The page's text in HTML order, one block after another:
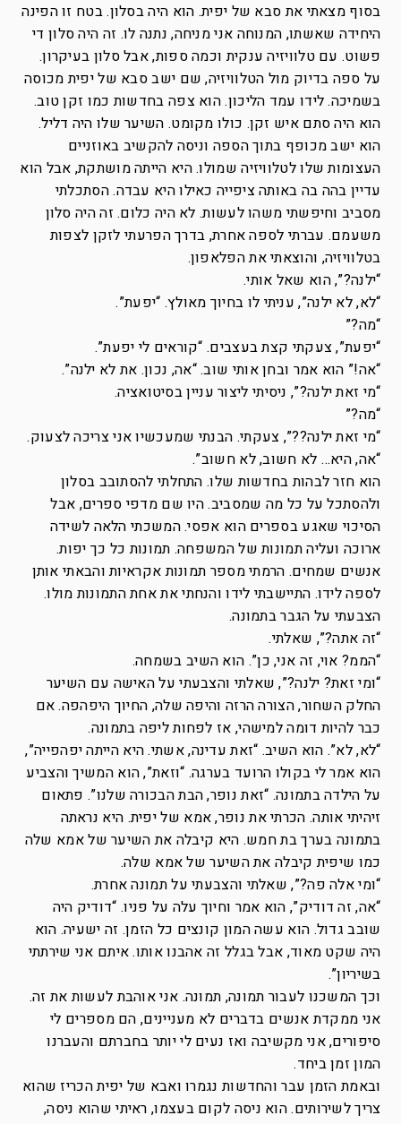
בסוף מצאתי את סבא של יפית. הוא היה בסלון. בטח זו הפינה
היחידה שאשתו, המנוחה אני מניחה, נתנה לו. זה היה סלון די
פשוט. עם טלוויזיה ענקית וכמה ספות, אבל סלון בעיקרון.
על ספה בדיוק מול הטלוויזיה, שם ישב סבא של יפית מכוסה
בשמיכה. לידו עמד הליכון. הוא צפה בחדשות כמו זקן טוב.
הוא היה סתם איש זקן. כולו מקומט. השיער שלו היה דליל.
הוא ישב מכופף בתוך הספה וניסה להקשיב באוזניים
העצומות שלו לטלוויזיה שמולו. היא הייתה מושתקת, אבל הוא
עדיין בהה בה באותה ציפייה כאילו היא עבדה. הסתכלתי
מסביב וחיפשתי משהו לעשות. לא היה כלום. זה היה סלון
משעמם. עברתי לספה אחרת, בדרך הפרעתי לזקן לצפות
בטלוויזיה, והוצאתי את הפלאפון.
“ילנה?”, הוא שאל אותי.
“לא, לא ילנה”, עניתי לו בחיוך מאולץ. “יפעת”.
“מה?”
“יפעת”, צעקתי קצת בעצבים. “קוראים לי יפעת”.
“אה!” הוא אמר ובחן אותי שוב. “אה, נכון. את לא ילנה”.
“מי זאת ילנה?”, ניסיתי ליצור עניין בסיטואציה.
“מה?”
“מי זאת ילנה??”, צעקתי. הבנתי שמעכשיו אני צריכה לצעוק.
“אה, היא… לא חשוב, לא חשוב”.
הוא חזר לבהות בחדשות שלו. התחלתי להסתובב בסלון
ולהסתכל על כל מה שמסביב. היו שם מדפי ספרים, אבל
הסיכוי שאגע בספרים הוא אפסי. המשכתי הלאה לשידה
ארוכה ועליה תמונות של המשפחה. תמונות כל כך יפות.
אנשים שמחים. הרמתי מספר תמונות אקראיות והבאתי אותן
לספה לידו. התיישבתי לידו והנחתי את אחת התמונות מולו.
הצבעתי על הגבר בתמונה.
“זה אתה?”, שאלתי.
“הממ? אוי, זה אני, כן”. הוא השיב בשמחה.
“ומי זאת? ילנה?”, שאלתי והצבעתי על האישה עם השיער
החלק השחור, הצורה הרזה והיפה שלה, החיוך היפהפה. אם
כבר להיות דומה למישהי, אז לפחות ליפה בתמונה.
“לא, לא”. הוא השיב. “זאת עדינה, אשתי. היא הייתה יפהפייה”,
הוא אמר לי בקולו הרועד בערגה. “וזאת”, הוא המשיך והצביע
על הילדה בתמונה. “זאת נופר, הבת הבכורה שלנו”. פתאום
זיהיתי אותה. הכרתי את נופר, אמא של יפית. היא נראתה
בתמונה בערך בת חמש. היא קיבלה את השיער של אמא שלה
כמו שיפית קיבלה את השיער של אמא שלה.
“ומי אלה פה?”, שאלתי והצבעתי על תמונה אחרת.
“אה, זה דודיק”, הוא אמר וחיוך עלה על פניו. “דודיק היה
שובב גדול. הוא עשה המון קונצים כל הזמן. זה ישעיה. הוא
היה שקט מאוד, אבל בגלל זה אהבנו אותו. איתם אני שירתתי
בשיריון”.
וכך המשכנו לעבור תמונה, תמונה. אני אוהבת לעשות את זה.
אני ממקדת אנשים בדברים לא מעניינים, הם מספרים לי
סיפורים, אני מקשיבה ואז נעים לי יותר בחברתם והעברנו
המון זמן ביחד.
ובאמת הזמן עבר והחדשות נגמרו ואבא של יפית הכריז שהוא
צריך לשירותים. הוא ניסה לקום בעצמו, ראיתי שהוא ניסה,